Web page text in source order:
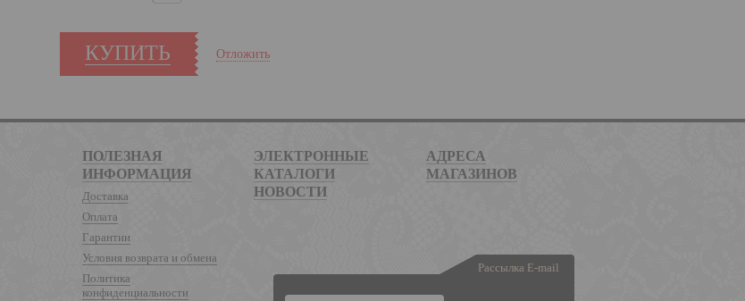
КУПИТЬ Отложить
ПОЛЕЗНАЯ
ИНФОРМАЦИЯ
Доставка
Оплата
Гарантии
Условия возврата и обмена
Политика
конфиденциальности
ЭЛЕКТРОННЫЕ
КАТАЛОГИ
АДРЕСА
МАГАЗИНОВ
НОВОСТИ
Рассылка E-mail